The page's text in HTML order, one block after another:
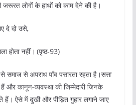
लोगों के हाथों को काम देने की है।
दे दो उसे,
होता नहीं। (पृष्ठ-93)
से अपराध पाँव पसारता रहता है।सत्ता
और कानून-व्यवस्था की जिम्मेदारी जिनके
हैं। ऐसे में दुखी और पीड़ित गुहार लगाने जाए